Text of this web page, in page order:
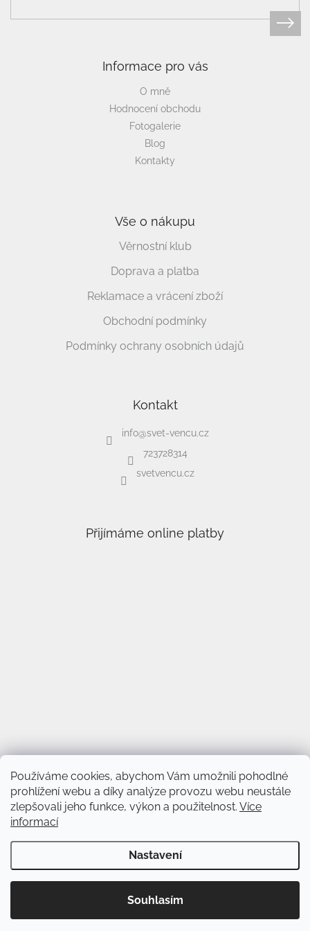
Používáme cookies, abychom Vám umožnili pohodlné
prohlížení webu a díky analýze provozu webu neustále
zlepšovali jeho funkce, výkon a použitelnost. Více
informací
Nastavení
Souhlasím
Informace pro vás
O mně
Hodnocení obchodu
Fotogalerie
Blog
Kontakty
Vše o nákupu
Věrnostní klub
Doprava a platba
Reklamace a vrácení zboží
Obchodní podmínky
Podmínky ochrany osobních údajů
Kontakt
info@svet-vencu.cz
723728314
svetvencu.cz
Přijímáme online platby
Vytvořil Shoptet
nastavení cookies